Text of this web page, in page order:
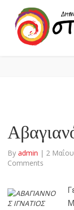
By admin | 2
Comments